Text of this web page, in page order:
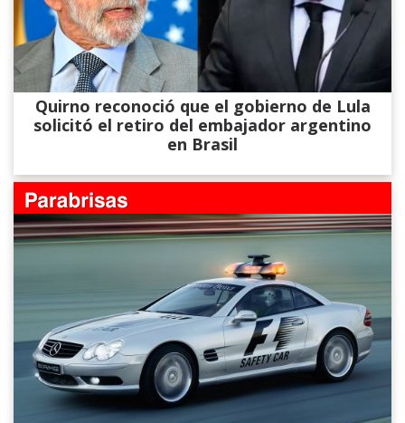
Quirno reconoció que el gobierno de Lula
solicitó el retiro del embajador argentino
en Brasil